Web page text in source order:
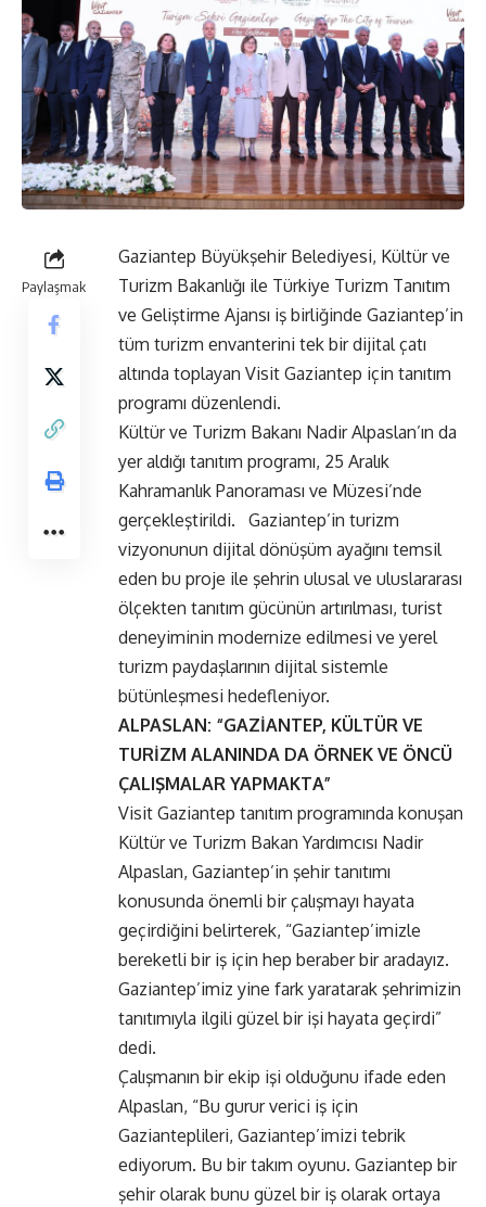
Paylaşmak
Gaziantep Büyükşehir Belediyesi, Kültür ve
Turizm Bakanlığı ile Türkiye Turizm Tanıtım
ve Geliştirme Ajansı iş birliğinde Gaziantep’in
tüm turizm envanterini tek bir dijital çatı
altında toplayan Visit Gaziantep için tanıtım
programı düzenlendi.
Kültür ve Turizm Bakanı Nadir Alpaslan’ın da
yer aldığı tanıtım programı, 25 Aralık
Kahramanlık Panoraması ve Müzesi’nde
gerçekleştirildi. Gaziantep’in turizm
vizyonunun dijital dönüşüm ayağını temsil
eden bu proje ile şehrin ulusal ve uluslararası
ölçekten tanıtım gücünün artırılması, turist
deneyiminin modernize edilmesi ve yerel
turizm paydaşlarının dijital sistemle
bütünleşmesi hedefleniyor.
ALPASLAN: “GAZİANTEP, KÜLTÜR VE
TURİZM ALANINDA DA ÖRNEK VE ÖNCÜ
ÇALIŞMALAR YAPMAKTA”
Visit Gaziantep tanıtım programında konuşan
Kültür ve Turizm Bakan Yardımcısı Nadir
Alpaslan, Gaziantep’in şehir tanıtımı
konusunda önemli bir çalışmayı hayata
geçirdiğini belirterek, “Gaziantep’imizle
bereketli bir iş için hep beraber bir aradayız.
Gaziantep’imiz yine fark yaratarak şehrimizin
tanıtımıyla ilgili güzel bir işi hayata geçirdi”
dedi.
Çalışmanın bir ekip işi olduğunu ifade eden
Alpaslan, “Bu gurur verici iş için
Gazianteplileri, Gaziantep’imizi tebrik
ediyorum. Bu bir takım oyunu. Gaziantep bir
şehir olarak bunu güzel bir iş olarak ortaya